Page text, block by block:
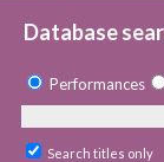
Database
Performances
Search titles only